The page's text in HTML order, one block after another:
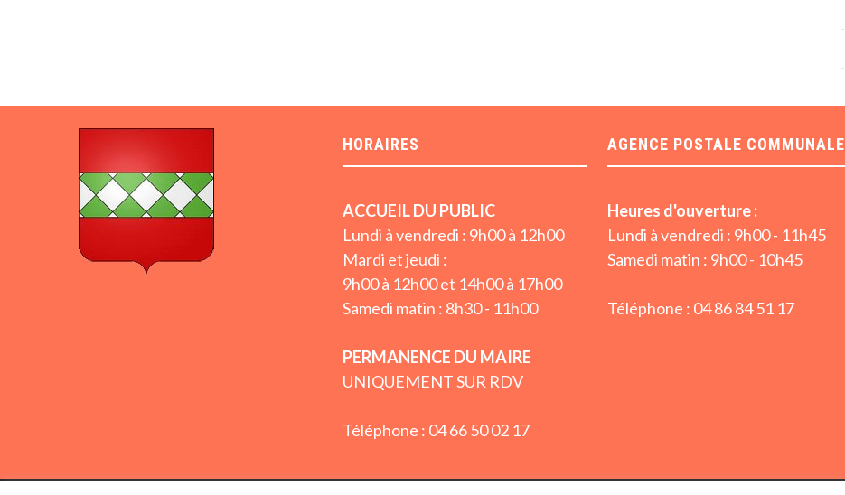
HORAIRES
ACCUEIL DU PUBLIC
Lundi à vendredi : 9h00 à 12h00
Mardi et jeudi :
9h00 à 12h00 et 14h00 à 17h00
Samedi matin : 8h30 - 11h00
PERMANENCE DU MAIRE
UNIQUEMENT SUR RDV
Téléphone : 04 66 50 02 17
AGENCE POSTALE COMMUNALE
Heures d'ouverture :
Lundi à vendredi : 9h00 - 11h45
Samedi matin : 9h00 - 10h45
Téléphone : 04 86 84 51 17